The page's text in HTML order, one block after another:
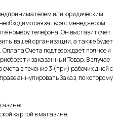
или юридическим
связаться с менеджером
номеру телефона. Он выставит счет
вашей организации, а также будет
Оплата Счета подтверждает полное и
заказанный Товар. В случае
в течение 3 (три) рабочих дней с
аннулировать Заказ, по которому
картой в магазине.